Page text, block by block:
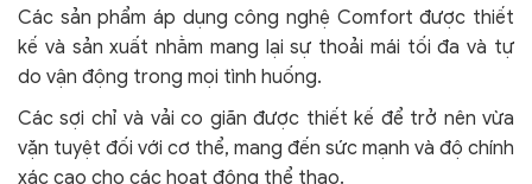
Các sản phẩm áp dụng công nghệ Comfortđược thiết
kế và sản xuất nhằm mang lại sự thoải mái tối đa và tự
do vận động trong mọi tình huống.
Các sợi chỉ và vải co giãn được thiết kế để trở nên vừa
vặn tuyệt đối với cơ thể, mang đến sức mạnh và độ chính
xác cao cho các hoạt động thể thao.